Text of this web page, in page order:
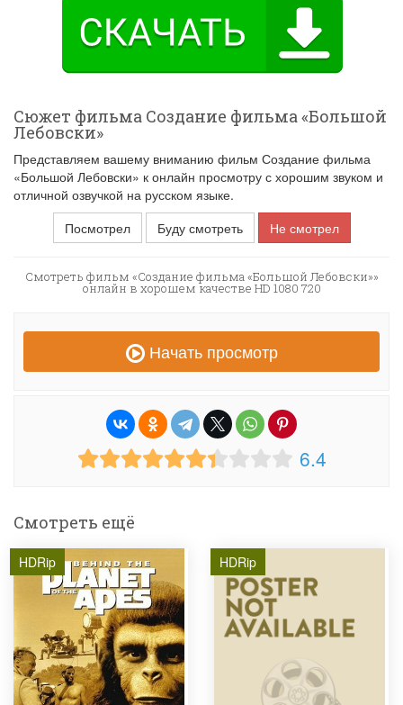
Сюжет фильма Создание фильма «Большой
Лебовски»
Представляем вашему вниманию фильм Создание фильма
«Большой Лебовски» к онлайн просмотру с хорошим звуком и
отличной озвучкой на русском языке.
Посмотрел
Буду смотреть Не смотрел
Смотреть фильм «Создание фильма «Большой Лебовски»»
онлайн в хорошем качестве HD 1080 720
Начать просмотр
6.4
Смотреть ещё
HDRip HDRip